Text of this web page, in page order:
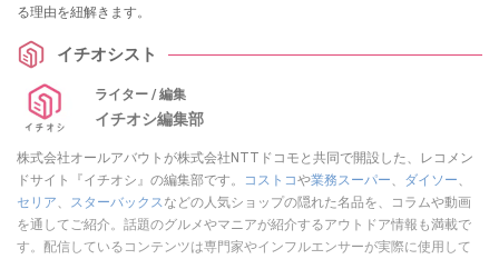
る理由を紐解きます。
イチオシスト
ライター / 編集
イチオシ編集部
株式会社オールアバウトが株式会社NTTドコモと共同で開設した、レコメン
ドサイト『イチオシ』の編集部です。
コストコや業務スーパー、 ダイソー、
セリア、 スターバックスなどの人気ショップの隠れた名品を、コラムや動画
を通してご紹介。話題のグルメやマニアが紹介するアウトドア情報も満載で
す。配信しているコンテンツは専門家やインフルエンサーが実際に使用して